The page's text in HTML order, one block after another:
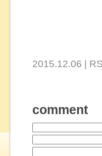
2015.12.06 |
comment